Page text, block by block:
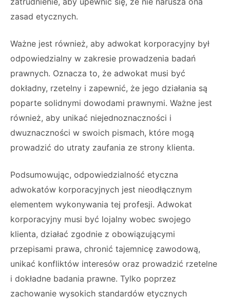
zasad etycznych.
Ważne jest również, aby adwokat korporacyjny był
odpowiedzialny w zakresie prowadzenia badań
prawnych. Oznacza to, że adwokat musi być
dokładny, rzetelny i zapewnić, że jego działania są
poparte solidnymi dowodami prawnymi. Ważne jest
również, aby unikać niejednoznaczności i
dwuznaczności w swoich pismach, które mogą
prowadzić do utraty zaufania ze strony klienta.
Podsumowując, odpowiedzialność etyczna
adwokatów korporacyjnych jest nieodłącznym
elementem wykonywania tej profesji. Adwokat
korporacyjny musi być lojalny wobec swojego
klienta, działać zgodnie z obowiązującymi
przepisami prawa, chronić tajemnicę zawodową,
unikać konfliktów interesów oraz prowadzić rzetelne
i dokładne badania prawne. Tylko poprzez
zachowanie wysokich standardów etycznych